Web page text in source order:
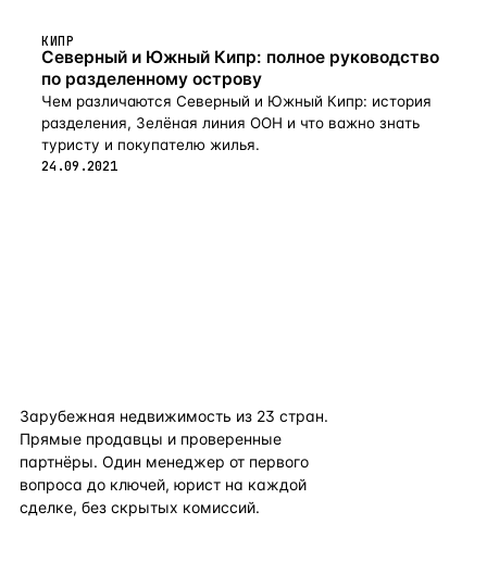
КИПР
Северный и Южный Кипр: полное руководство
по разделенному острову
Чем различаются Северный и Южный Кипр: история
разделения, Зелёная линия ООН и что важно знать
туристу и покупателю жилья.
24.09.2021
Зарубежная недвижимость из 23 стран.
Прямые продавцы и проверенные
партнёры. Один менеджер от первого
вопроса до ключей, юрист на каждой
сделке, без скрытых комиссий.